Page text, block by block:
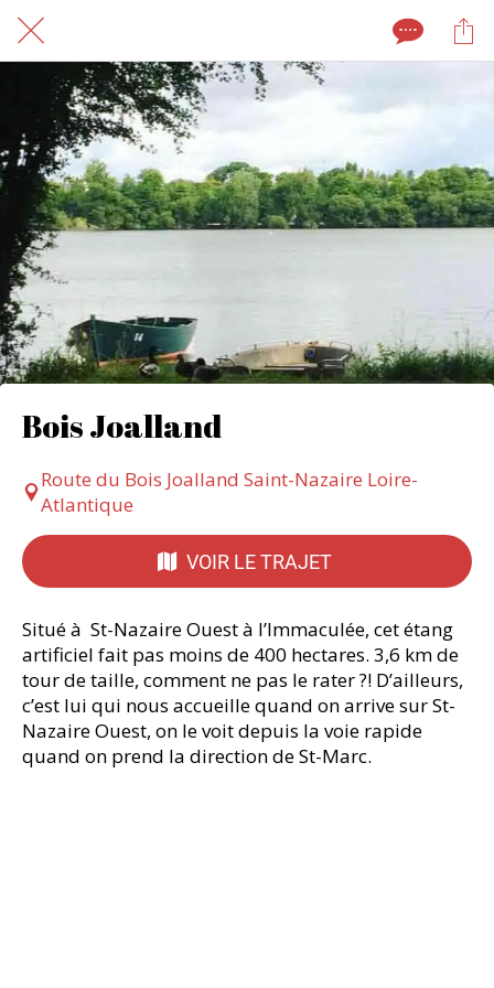
Bois Joalland
Route du Bois Joalland Saint-Nazaire Loire-
Atlantique
VOIR LE TRAJET
Situé à St-Nazaire Ouest à l’Immaculée, cet étang
artificiel fait pas moins de 400 hectares. 3,6 km de
tour de taille, comment ne pas le rater ?! D’ailleurs,
c’est lui qui nous accueille quand on arrive sur St-
Nazaire Ouest, on le voit depuis la voie rapide
quand on prend la direction de St-Marc.